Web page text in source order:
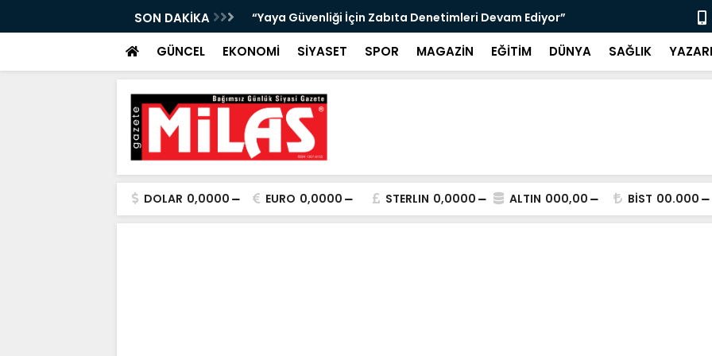
SON DAKİKA
Denetimleri Devam Ediyor” "Bir Sonraki Yangını Bugün Önleyebiliriz" Çağrısı Selahattin
GÜNCEL EKONOMİ SİYASET SPOR MAGAZİN EĞİTİM DÜNYA SAĞLIK
DOLAR 0,0000 EURO 0,0000 STERLIN 0,0000 ALTIN 000,00 BİST 00.000